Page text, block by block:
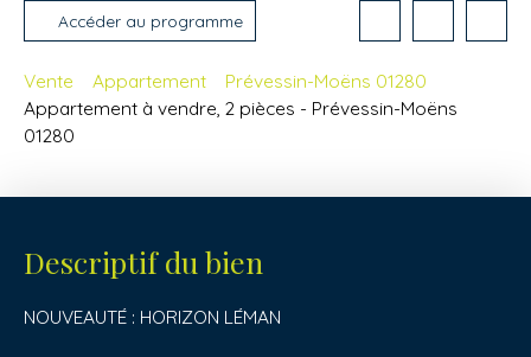
Accéder au programme
Vente Appartement
Prévessin-Moëns 01280
Appartement à vendre, 2 pièces - Prévessin-Moëns
01280
Descriptif du bien
NOUVEAUTÉ : HORIZON LÉMAN